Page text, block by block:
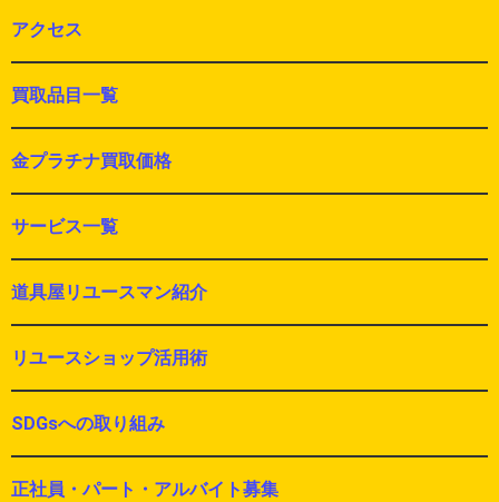
アクセス
買取品目一覧
金プラチナ買取価格
サービス一覧
道具屋リユースマン紹介
リユースショップ活用術
SDGsへの取り組み
正社員・パート・アルバイト募集